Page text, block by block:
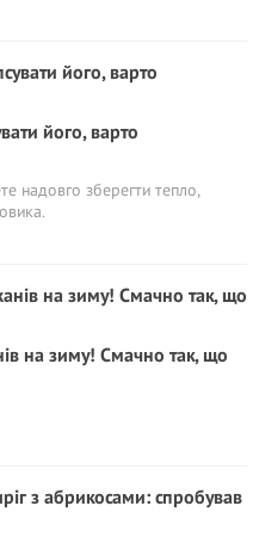
його, варто
надовго зберегти тепло,
на зиму! Смачно так, що